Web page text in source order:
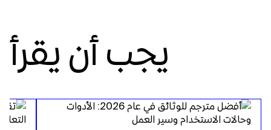
يجب أن يقرأ